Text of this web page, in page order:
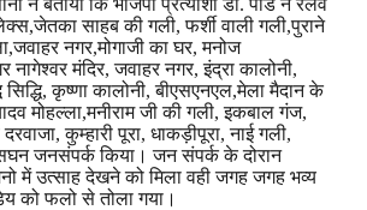
साहब की गली, फर्शी वाली गली,पुराने
नगर,मोगाजी का घर, मनोज
नागेश्वर मंदिर, जवाहर नगर, इंद्रा कालोनी,
सिद्धि, कृष्णा कालोनी, बीएसएनएल,मेला मैदान के
मोहल्ला,मनीराम जी की गली, इकबाल गंज,
कुम्हारी पूरा, धाकड़ीपूरा, नाई गली,
सघन जनसंपर्क किया। जन संपर्क के दोरान
में उत्साह देखने को मिला वही जगह जगह भव्य
को फलो से तोला गया।